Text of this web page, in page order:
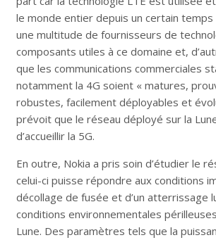
le monde entier depuis un certain temps
une multitude de fournisseurs de
composants utiles à ce domaine et,
que les communications commerciales
notamment la 4G soient « matures,
robustes, facilement déployables et
prévoit que le réseau déployé sur la
d’accueillir la 5G.
En outre, Nokia a pris soin d’étudier le
celui-ci puisse répondre aux conditions
décollage de fusée et d’un atterrissage
conditions environnementales
Lune. Des paramètres tels que la